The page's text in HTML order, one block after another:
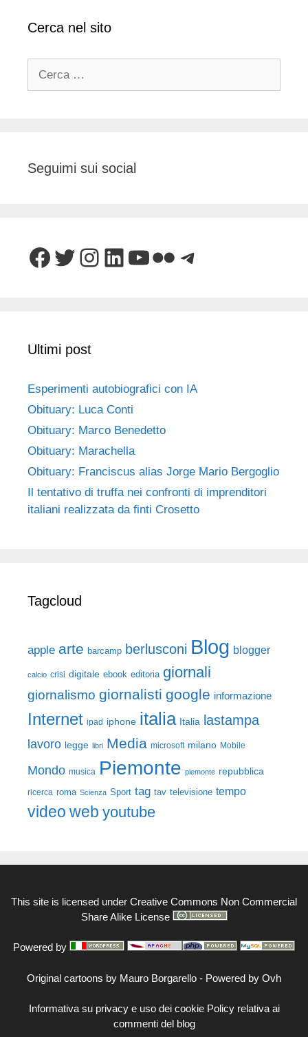
Cerca nel sito
Seguimi sui social
Facebook
Twitter
Instagram
LinkedIn
YouTube
FlickrTelegram
Ultimi post
Esperimenti autobiografici con IA
Obituary: Luca Conti
Obituary: Marco Benedetto
Obituary: Marachella
Obituary: Franciscus alias Jorge Mario Bergoglio
Il tentativo di truffa nei confronti di imprenditori
italiani realizzata da finti Crosetto
Tagcloud
apple arte barcamp berlusconi Blog blogger
calcio crisi digitale ebook editoria giornali
giornalismo giornalisti google informazione
Internet ipad iphone italia Italia lastampa
lavoro legge libri Media microsoft milano Mobile
Mondo musica Piemonte piemonte repubblica
ricerca roma Scienza Sport tag tav televisione tempo
video web youtube
This site is licensed under Creative Commons Non Commercial
Share Alike License
Powered by
Original cartoons by Mauro Borgarello - Powered by Ovh
Informativa su privacy e uso dei cookie Policy relativa ai
commenti del blog